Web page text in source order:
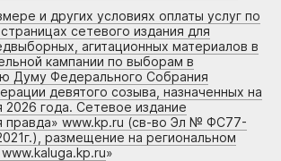
и других условиях оплаты услуг по
сетевого издания для
агитационных материалов в
кампании по выборам в
Думу Федерального Собрания
девятого созыва, назначенных на
2026 года. Сетевое издание
правда» www.kp.ru (св-во Эл № ФС77-
размещение на региональном
»